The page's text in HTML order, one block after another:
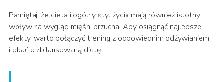
Pamiętaj, że dieta i ogólny styl życia mają również istotny
wpływ na wygląd mięśni brzucha. Aby osiągnąć najlepsze
efekty, warto połączyć trening z odpowiednim odżywianiem
i dbać o zbilansowaną dietę.